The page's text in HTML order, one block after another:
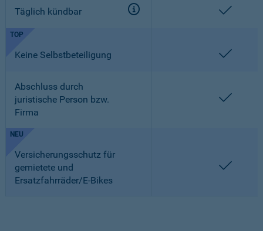
Täglich kündbar
TOP
Keine Selbstbeteiligung
Abschluss durch
juristische Person bzw.
Firma
NEU
Versicherungsschutz für
gemietete und
Ersatzfahrräder/E-Bikes